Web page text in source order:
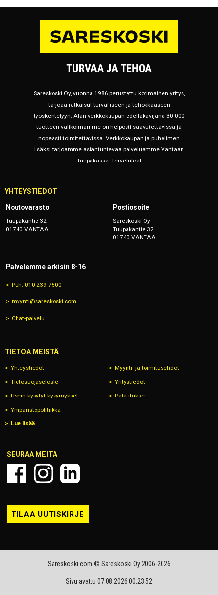
Sareskoski Oy, vuonna 1986 perustettu kotimainen yritys,
tarjoaa ratkaisut turvalliseen ja tehokkaaseen
työskentelyyn. Alan verkkokaupan edelläkävijänä 30 000
tuotteen valikoimamme on helposti saavutettavissa ja
nopeasti toimitettavissa. Verkkokaupan ja puhelimen
lisäksi tarjoamme asiantuntevaa palveluamme Vantaan
Tuupakassa. Tervetuloa!
YHTEYSTIEDOT
Noutovarasto
Tuupakantie 32
01740 VANTAA
Postiosoite
Sareskoski Oy
Tuupakantie 32
01740 VANTAA
Palvelemme arkisin 8-16
Puh. 010 239 7500
myynti@sareskoski.com
Chat-palvelu
TIETOA MEISTÄ
Yhteystiedot Myynti- ja toimitusehdot
Tietosuojaseloste Yritystiedot
Usein kysytyt kysymykset Palautukset
Ympäristöpolitiikka
Lue lisää
SEURAA MEITÄ
TILAA UUTISKIRJE
Sareskoski.com © Sareskoski Oy 2006-2026
Sivu avattu 07.08.2026 00:23:52